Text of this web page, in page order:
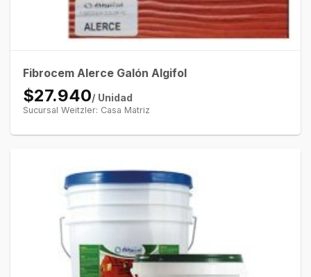
Fibrocem Alerce Galón Algifol
$27.940/ Unidad
Sucursal Weitzler: Casa Matriz